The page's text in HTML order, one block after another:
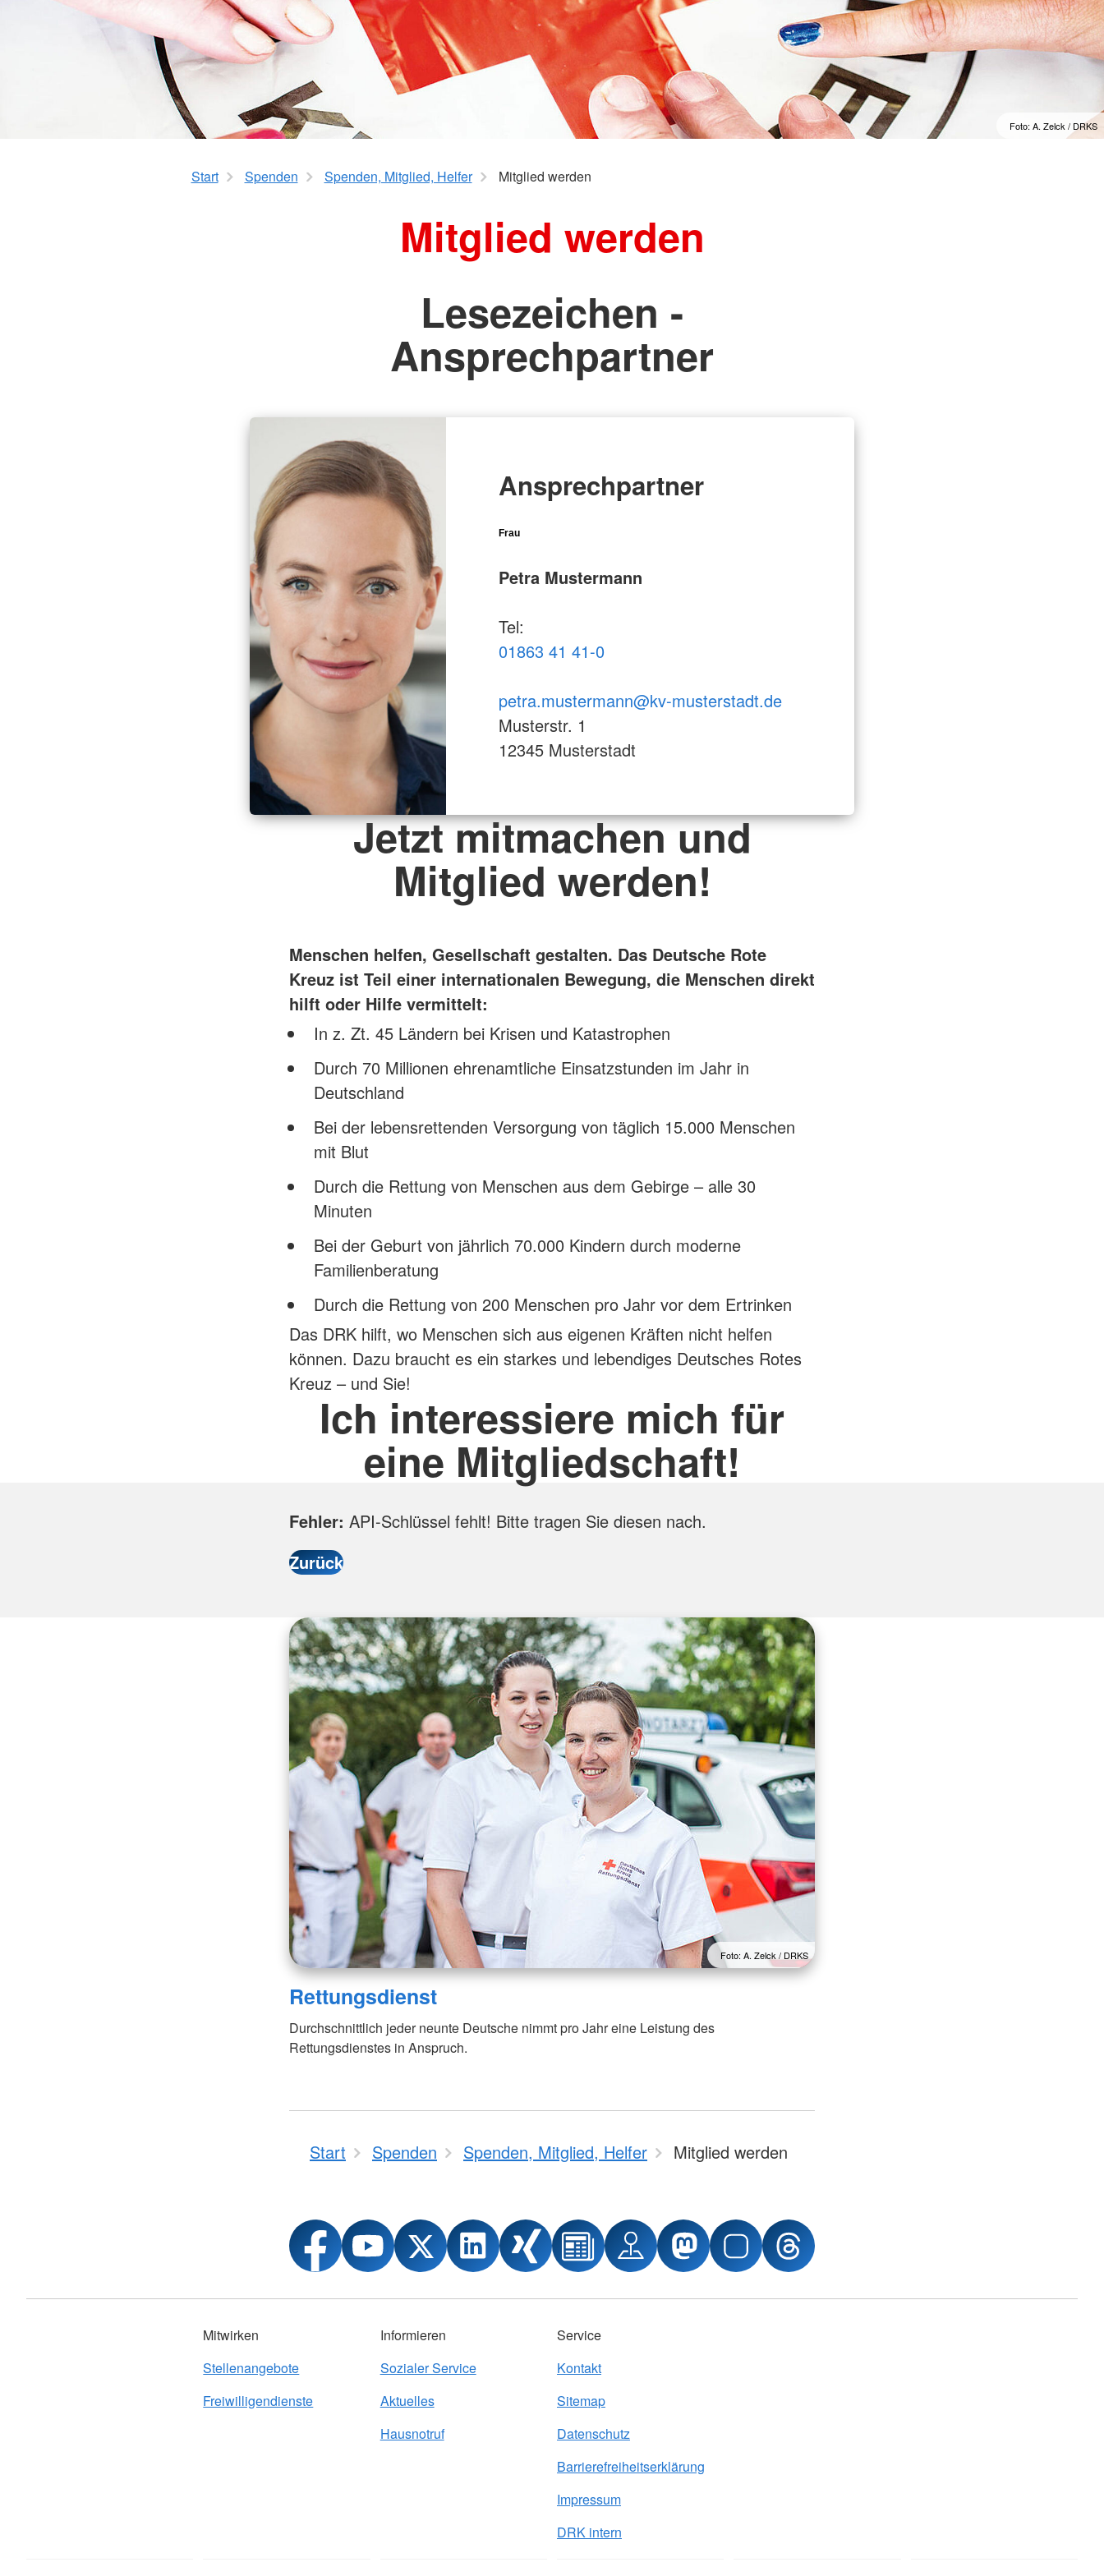
MD-Prüfung
HaushaltsService
Fresh Up in Erster Hilfe
Foto: A. Zelck / DRKS
Start Spenden Spenden, Mitglied, Helfer Mitglied werden
Mitglied werden
Lesezeichen -
Ansprechpartner
Ansprechpartner
Frau
Petra Mustermann
Tel:
01863 41 41-0
petra.mustermann@kv-musterstadt.de
Musterstr. 1
12345 Musterstadt
Jetzt mitmachen und
Mitglied werden!
Menschen helfen, Gesellschaft gestalten. Das Deutsche Rote
Kreuz ist Teil einer internationalen Bewegung, die Menschen direkt
hilft oder Hilfe vermittelt:
In z. Zt. 45 Ländern bei Krisen und Katastrophen
Durch 70 Millionen ehrenamtliche Einsatzstunden im Jahr in
Deutschland
Bei der lebensrettenden Versorgung von täglich 15.000 Menschen
mit Blut
Durch die Rettung von Menschen aus dem Gebirge – alle 30
Minuten
Bei der Geburt von jährlich 70.000 Kindern durch moderne
Familienberatung
Durch die Rettung von 200 Menschen pro Jahr vor dem Ertrinken
Das DRK hilft, wo Menschen sich aus eigenen Kräften nicht helfen
können. Dazu braucht es ein starkes und lebendiges Deutsches Rotes
Kreuz – und Sie!
Ich interessiere mich für
eine Mitgliedschaft!
Fehler: API-Schlüssel fehlt! Bitte tragen Sie diesen nach.
Foto: A. Zelck / DRKS
Rettungsdienst
Durchschnittlich jeder neunte Deutsche nimmt pro Jahr eine Leistung des
Rettungsdienstes in Anspruch.
Start Spenden Spenden, Mitglied, Helfer Mitglied werden
Mitwirken
Stellenangebote
Freiwilligendienste
Informieren
Sozialer Service
Aktuelles
Hausnotruf
Service
Kontakt
Sitemap
Datenschutz
Barrierefreiheitserklärung
Impressum
DRK intern